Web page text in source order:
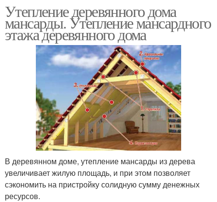
Утепление деревянного дома
мансарды. Утепление мансардного
этажа деревянного дома
В деревянном доме, утепление мансарды из дерева
увеличивает жилую площадь, и при этом позволяет
сэкономить на пристройку солидную сумму денежных
ресурсов.